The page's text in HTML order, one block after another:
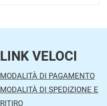
LINK VELOCI
MODALITÀ DI PAGAMENTO
MODALITÀ DI SPEDIZIONE E
RITIRO